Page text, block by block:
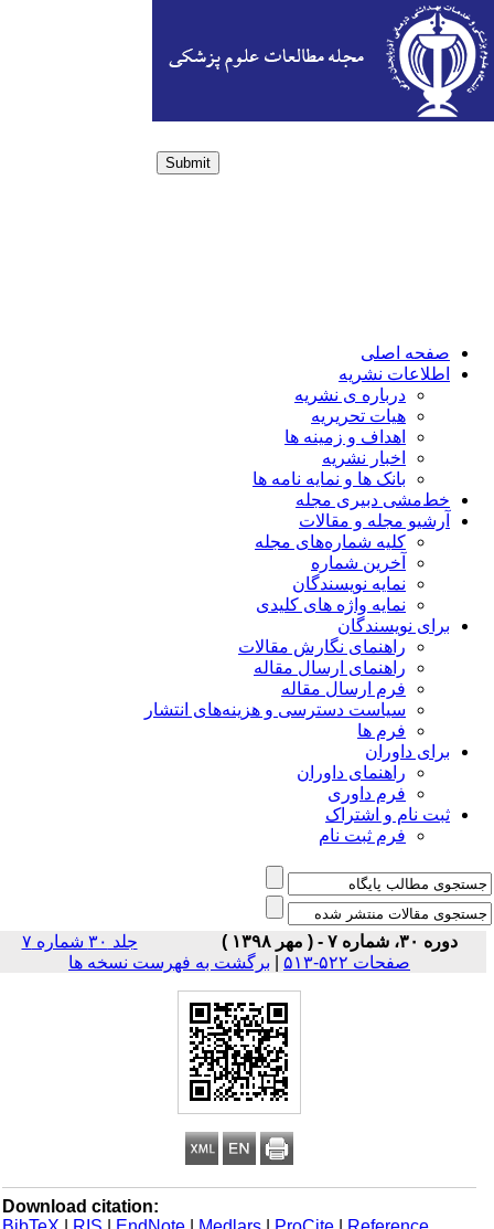
Submit
صفحه اصلی
اطلاعات نشریه
درباره ی نشریه
هیات تحریریه
اهداف و زمینه ها
اخبار نشریه
بانک ها و نمایه نامه ها
خط‌مشی دبیری مجله
آرشیو مجله و مقالات
کلیه شماره‌های مجله
آخرین شماره
نمایه نویسندگان
نمایه واژه های کلیدی
برای نویسندگان
راهنمای نگارش مقالات
راهنمای ارسال مقاله
فرم ارسال مقاله
سیاست دسترسی و هزینه‌های انتشار
فرم ها
برای داوران
راهنمای داوران
فرم داوری
ثبت نام و اشتراک
فرم ثبت نام
دوره ۳۰، شماره ۷ - ( مهر ۱۳۹۸ )
جلد ۳۰ شماره ۷
صفحات ۵۲۲-۵۱۳
| برگشت به فهرست نسخه ها
Download citation: